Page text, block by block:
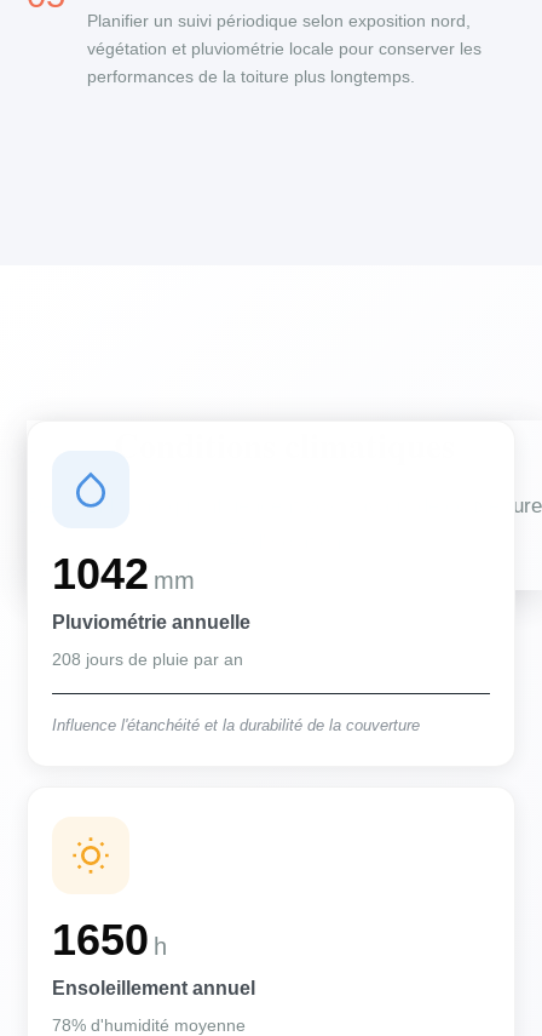
Planifier un suivi périodique selon exposition nord,
végétation et pluviométrie locale pour conserver les
performances de la toiture plus longtemps.
Des conditions qui influencent vos travaux de couverture
1042 mm
Pluviométrie annuelle
208 jours de pluie par an
Influence l'étanchéité et la durabilité de la couverture
1650 h
Ensoleillement annuel
78% d'humidité moyenne